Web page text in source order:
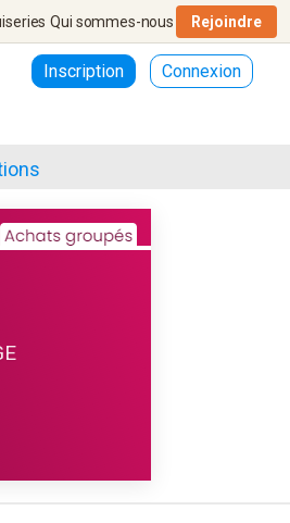
Qui sommes-nous Rejoindre
Inscription Connexion